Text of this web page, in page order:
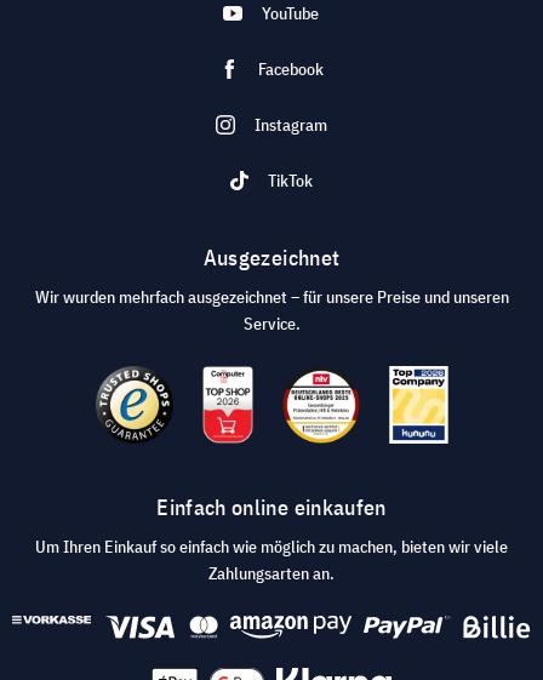
YouTube
Facebook
Instagram
TikTok
Ausgezeichnet
Wir wurden mehrfach ausgezeichnet – für unsere Preise und unseren
Service.
Einfach online einkaufen
Um Ihren Einkauf so einfach wie möglich zu machen, bieten wir viele
Zahlungsarten an.